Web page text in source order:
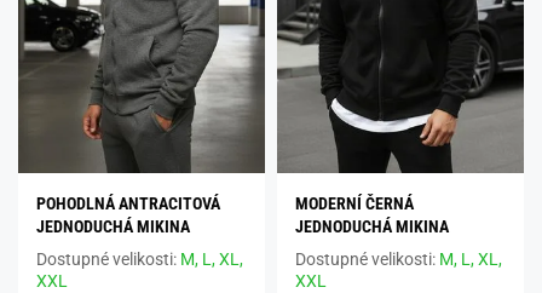
POHODLNÁ ANTRACITOVÁ
JEDNODUCHÁ MIKINA
Dostupné velikosti: M, L,XL,
XXL
MODERNÍ ČERNÁ
JEDNODUCHÁ MIKINA
Dostupné velikosti: M, L,XL,
XXL